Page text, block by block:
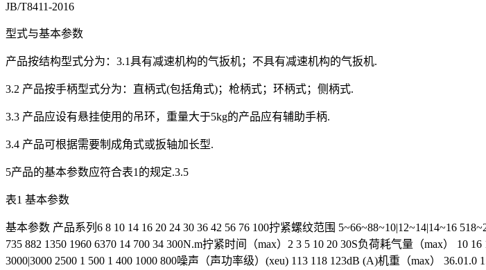
JB/T8411-2016
型式与基本参数
产品按结构型式分为：3.1具有减速机构的气扳机；不具有减速机构的气扳机.
3.2 产品按手柄型式分为：直柄式(包括角式)；枪柄式；环柄式；侧柄式.
3.3 产品应设有悬挂使用的吊环，重量大于5kg的产品应有辅助手柄.
3.4 产品可根据需要制成角式或扳轴加长型.
5产品的基本参数应符合表1的规定.3.5
表1 基本参数
基本参数 产品系列6 8 10 14 16 20 24 30 36 42 56 76 100拧紧螺纹范围 5~66~88~10|12~14|14~16
735 882 1350 1960 6370 14 700 34 300N.m拧紧时间（max）2 3 5 10 20 30S负荷耗气量（max） 10
3000|3000 2500 1 500 1 400 1000 800噪声（声功率级）(xeu) 113 118 123dB (A)机重（max） 36.01.0